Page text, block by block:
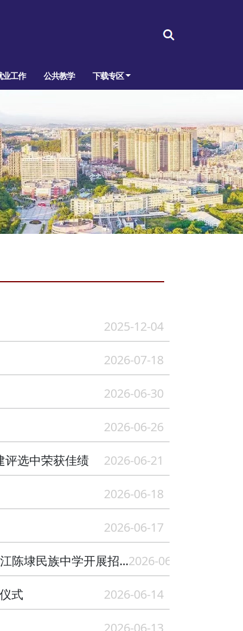
业工作 公共教学 下载专区
2025-12-04
2026-07-18
2026-06-30
2026-06-26
选中荣获佳绩 2026-06-21
2026-06-18
2026-06-17
陈埭民族中学开展招...2026-06-15
式 2026-06-14
2026-06-13